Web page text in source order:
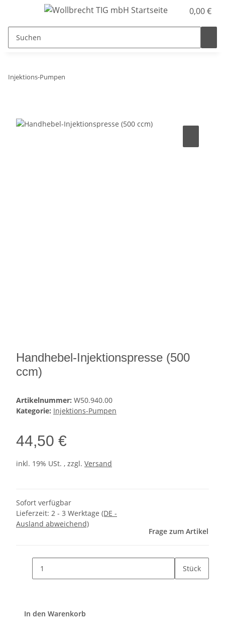
0,00 €
Injektions-Pumpen
Handhebel-Injektionspresse (500
ccm)
Artikelnummer: W50.940.00
Kategorie: Injektions-Pumpen
44,50 €
inkl. 19% USt. , zzgl. Versand
Sofort verfügbar
Lieferzeit: 2 - 3 Werktage (DE -
Ausland abweichend)
Frage zum Artikel
Stück
In den Warenkorb